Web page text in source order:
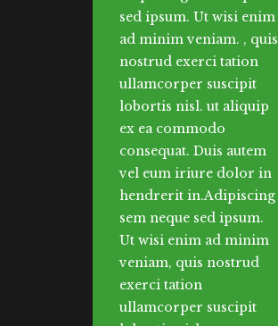
sed ipsum. Ut wisi enim
ad minim veniam. , quis
nostrud exerci tation
ullamcorper suscipit
lobortis nisl. ut aliquip
ex ea commodo
consequat. Duis autem
vel eum iriure dolor in
hendrerit in.Adipiscing
sem neque sed ipsum.
Ut wisi enim ad minim
veniam, quis nostrud
exerci tation
ullamcorper suscipit